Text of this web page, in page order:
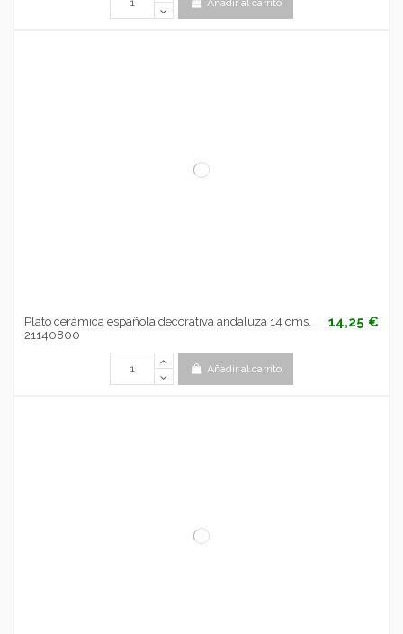
Añadir al carrito
Plato cerámica española decorativa andaluza 14 cms.
21140800
14,25 €
Añadir al carrito